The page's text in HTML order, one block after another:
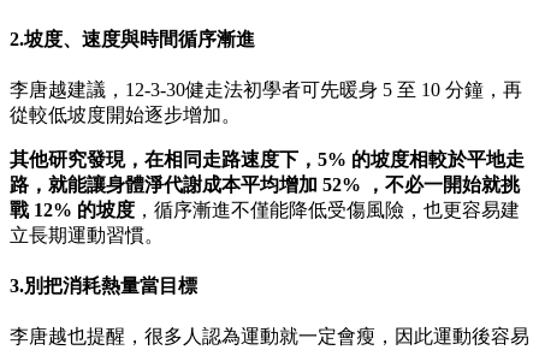
2.坡度、速度與時間循序漸進
李唐越建議，12-3-30健走法初學者可先暖身 5 至 10 分鐘，再
從較低坡度開始逐步增加。
其他研究發現，在相同走路速度下，5% 的坡度相較於平地走
路，就能讓身體淨代謝成本平均增加 52% ，不必一開始就挑
戰 12% 的坡度 ，循序漸進不僅能降低受傷風險，也更容易建
立長期運動習慣。
3.別把消耗熱量當目標
李唐越也提醒，很多人認為運動就一定會瘦，因此運動後容易